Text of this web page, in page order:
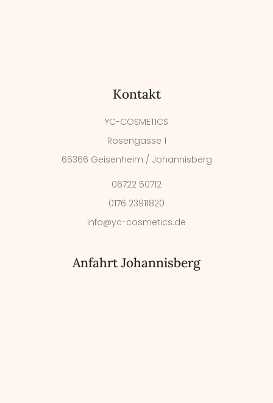
Kontakt
YC-COSMETICS
Rosengasse 1
65366 Geisenheim / Johannisberg
06722 50712
0176 23911820
info@yc-cosmetics.de
Anfahrt Johannisberg